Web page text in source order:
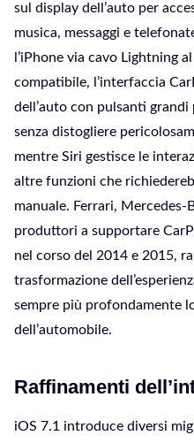
sul display dell’auto per
musica, messaggi e
l’iPhone via cavo Lightning
compatibile, l’interfaccia
dell’auto con pulsanti
senza distogliere
mentre Siri gestisce le
altre funzioni che
manuale. Ferrari, Mercedes-
produttori a supportare
nel corso del 2014 e 2015,
trasformazione
sempre più profondamente
dell’automobile.
Raffinamenti
iOS 7.1 introduce diversi